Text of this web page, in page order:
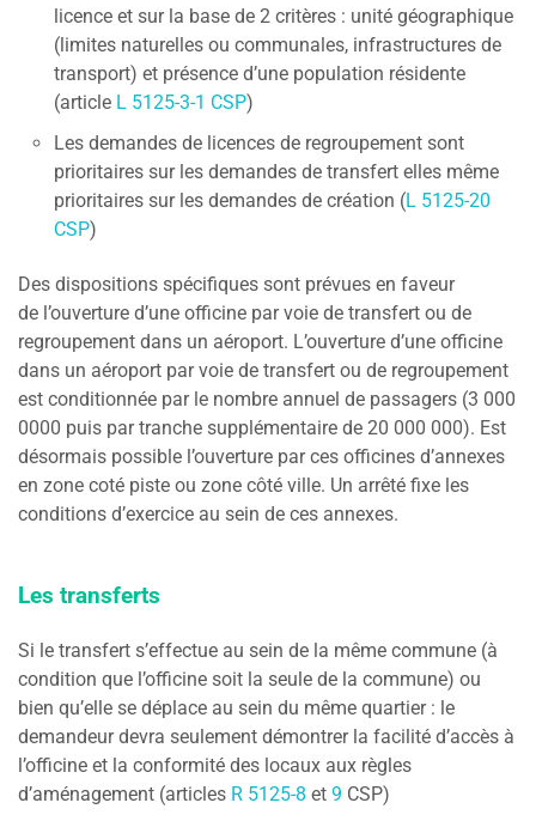
licence et sur la base de 2 critères : unité géographique
(limites naturelles ou communales, infrastructures de
transport) et présence d’une population résidente
(article L 5125-3-1 CSP)
Les demandes de licences de regroupement sont
prioritaires sur les demandes de transfert elles même
prioritaires sur les demandes de création (L 5125-20
CSP)
Des dispositions spécifiques sont prévues en faveur
de l’ouverture d’une officine par voie de transfert ou de
regroupement dans un aéroport. L’ouverture d’une officine
dans un aéroport par voie de transfert ou de regroupement
est conditionnée par le nombre annuel de passagers (3 000
0000 puis par tranche supplémentaire de 20 000 000). Est
désormais possible l’ouverture par ces officines d’annexes
en zone coté piste ou zone côté ville. Un arrêté fixe les
conditions d’exercice au sein de ces annexes.
Les transferts
Si le transfert s’effectue au sein de la même commune (à
condition que l’officine soit la seule de la commune) ou
bien qu’elle se déplace au sein du même quartier : le
demandeur devra seulement démontrer la facilité d’accès à
l’officine et la conformité des locaux aux règles
d’aménagement (articles R 5125-8 et 9 CSP)